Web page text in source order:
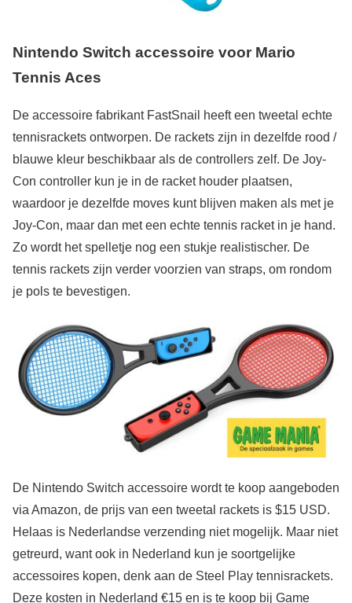
Nintendo Switch accessoire voor Mario
Tennis Aces
De accessoire fabrikant FastSnail heeft een tweetal echte
tennisrackets ontworpen. De rackets zijn in dezelfde rood /
blauwe kleur beschikbaar als de controllers zelf. De Joy-
Con controller kun je in de racket houder plaatsen,
waardoor je dezelfde moves kunt blijven maken als met je
Joy-Con, maar dan met een echte tennis racket in je hand.
Zo wordt het spelletje nog een stukje realistischer. De
tennis rackets zijn verder voorzien van straps, om rondom
je pols te bevestigen.
De Nintendo Switch accessoire wordt te koop aangeboden
via Amazon, de prijs van een tweetal rackets is $15 USD.
Helaas is Nederlandse verzending niet mogelijk. Maar niet
getreurd, want ook in Nederland kun je soortgelijke
accessoires kopen, denk aan de Steel Play tennisrackets.
Deze kosten in Nederland €15 en is te koop bij Game